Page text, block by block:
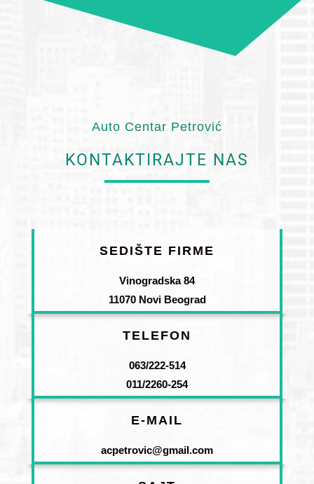
Auto Centar Petrović
KONTAKTIRAJTE NAS
SEDIŠTE FIRME
Vinogradska 84
11070 Novi Beograd
TELEFON
063/222-514
011/2260-254
E-MAIL
acpetrovic@gmail.com